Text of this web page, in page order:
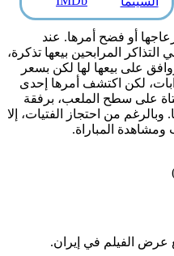
أو فضح أمرها. عند
المرابحين بيعها تذكرة،
على بيعها لها لكن بسعر
لكن اكتشف أمرها إحدى
على سطح الملعب، برفقة
من احتجاز الفتيات، إلا
المباراة.
عرض الفيلم في إيران.